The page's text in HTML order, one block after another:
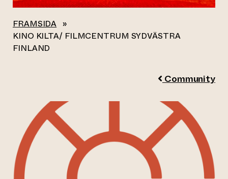
FRAMSIDA »
KINO KILTA/ FILMCENTRUM SYDVÄSTRA
FINLAND
Community